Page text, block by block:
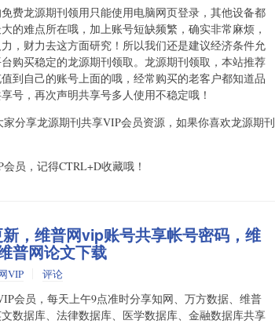
费龙源期刊领用只能使用电脑网页登录，其他设备都
的难点所在哦，加上账号短缺频繁，确实非常麻烦，
，财力去这方面研究！所以我们还是建议经济条件允
购买稳定的龙源期刊领取。龙源期刊领取，本站推荐
到自己的账号上面的哦，经常购买的老客户都知道品
号，再次声明共享号多人使用不稳定哦！
分享龙源期刊共享VIP会员资源，如果你喜欢龙源期刊
员，记得CTRL+D收藏哦！
，维普网vip账号共享帐号密码，维
普网论文下载
VIP 评论
会员，每天上午9点准时分享知网、万方数据、维普
数据库、法律数据库、医学数据库、金融数据库共享